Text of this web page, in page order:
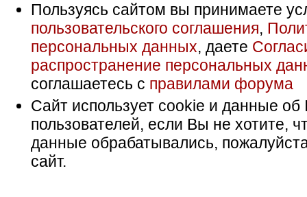
Пользуясь сайтом вы принимаете
пользовательского соглашения,
персональных данных, даете
распространение персональных
соглашаетесь с правилами форума
Сайт использует cookie и данные об
пользователей, если Вы не хотите,
данные обрабатывались,
сайт.